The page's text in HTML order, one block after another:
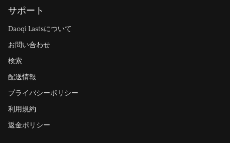
サポート
Daoqi Lastsについて
お問い合わせ
検索
配送情報
プライバシーポリシー
利用規約
返金ポリシー